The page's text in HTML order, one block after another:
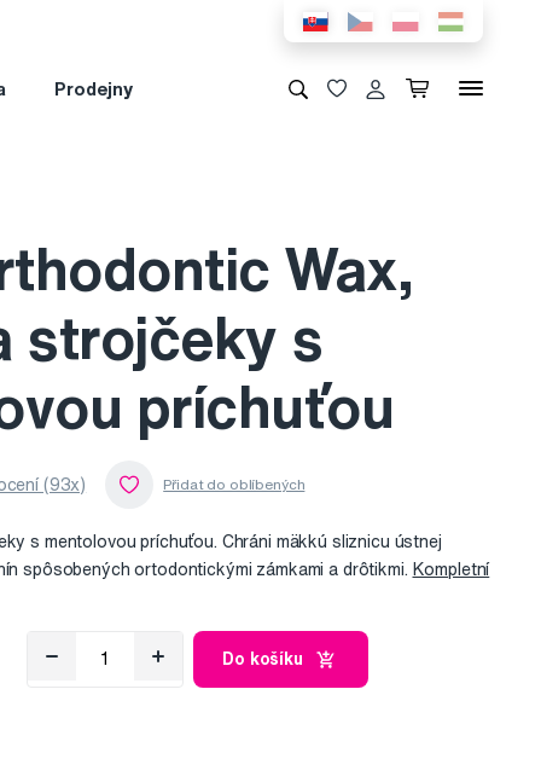
Prodejny
Wax,
strojčeky s
príchuťou
(93x)
s mentolovou príchuťou. Chráni mäkkú sliznicu ústnej
spôsobených ortodontickými zámkami a drôtikmi. Kompletní
Do košíku